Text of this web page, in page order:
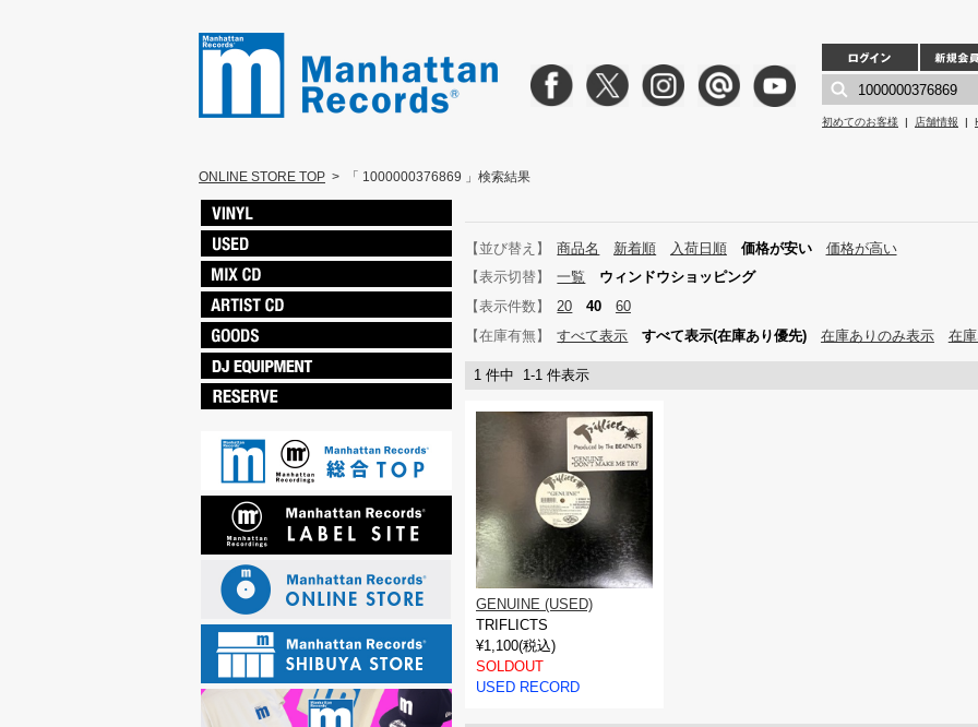
初めてのお客様 | 店舗情報 |
ONLINE STORE TOP > 「 1000000376869 」検索結果
【並び替え】 商品名 新着順 入荷日順 価格が安い
価格が高い
【表示切替】
一覧
ウィンドウショッピング
【表示件数】
20 40
60
【在庫有無】
すべて表示 すべて表示(在庫あり優先) 在庫ありのみ表示 在
1 件中 1-1 件表示
GENUINE (USED)
TRIFLICTS
¥1,100(税込)
SOLDOUT
USED RECORD